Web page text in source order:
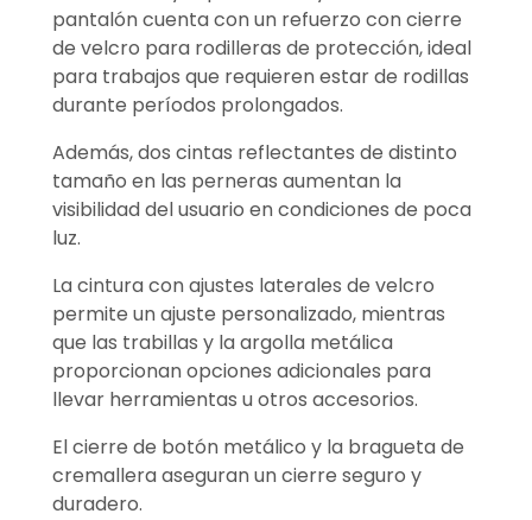
pantalón cuenta con un refuerzo con cierre
de velcro para rodilleras de protección, ideal
para trabajos que requieren estar de rodillas
durante períodos prolongados.
Además, dos cintas reflectantes de distinto
tamaño en las perneras aumentan la
visibilidad del usuario en condiciones de poca
luz.
La cintura con ajustes laterales de velcro
permite un ajuste personalizado, mientras
que las trabillas y la argolla metálica
proporcionan opciones adicionales para
llevar herramientas u otros accesorios.
El cierre de botón metálico y la bragueta de
cremallera aseguran un cierre seguro y
duradero.